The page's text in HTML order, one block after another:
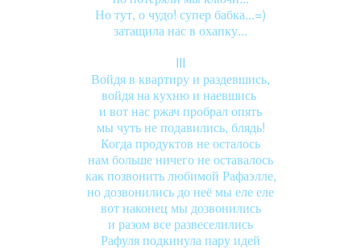
Но тут, о чудо! супер бабка...=)
затащила нас в охапку...
III
Войдя в квартиру и раздевшись,
войдя на кухню и наевшись
и вот нас ржач пробрал опять
мы чуть не подавились, блядь!
Когда продуктов не осталось
нам больше ничего не оставалось
как позвонить любимой Рафаэлле,
но дозвонились до неё мы еле еле
вот наконец мы дозвонились
и разом все развеселились
Рафуля подкинула пару идей